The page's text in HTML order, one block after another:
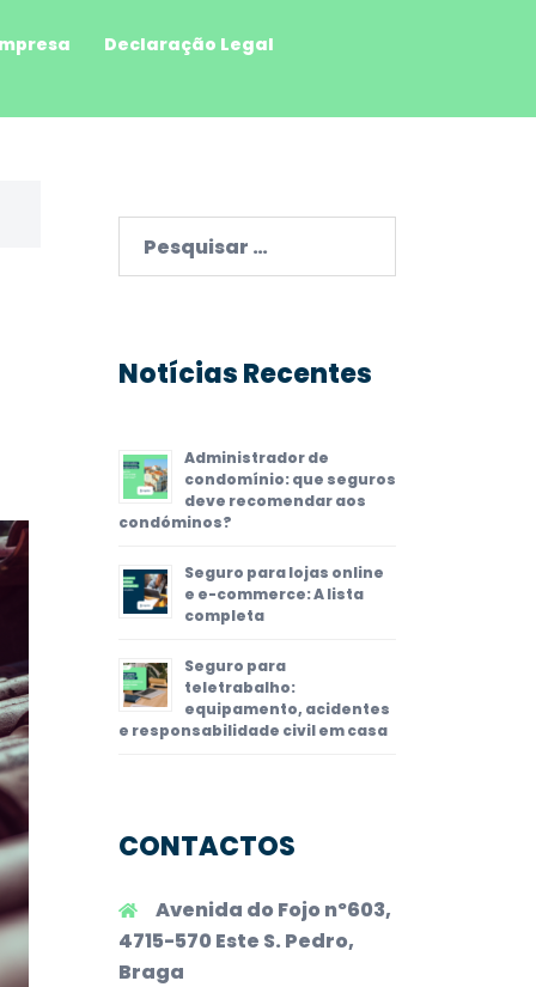
Declaração Legal
por:
Notícias Recentes
Administrador de
condomínio: que seguros
deve recomendar aos
condóminos?
Seguro para lojas online
e e-commerce: A lista
completa
Seguro para
teletrabalho:
equipamento, acidentes
e responsabilidade civil em casa
CONTACTOS
Avenida do Fojo nº603,
4715-570 Este S. Pedro,
Braga